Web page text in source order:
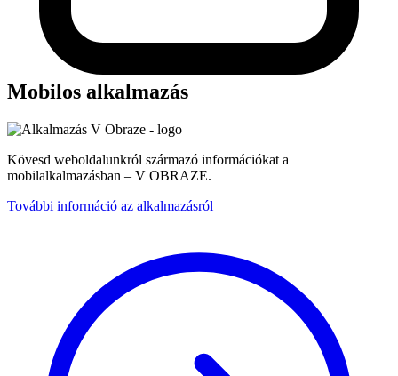
Mobilos alkalmazás
Kövesd weboldalunkról származó információkat a
mobilalkalmazásban – V OBRAZE.
További információ az alkalmazásról